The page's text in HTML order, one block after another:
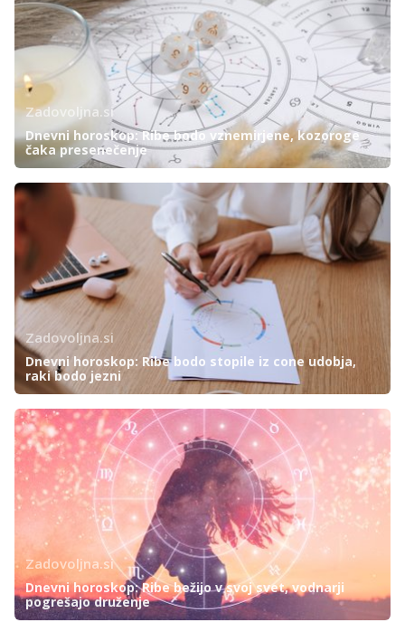
Zadovoljna.si
Dnevni horoskop: Ribe bodo vznemirjene, kozoroge
čaka presenečenje
Zadovoljna.si
Dnevni horoskop: Ribe bodo stopile iz cone udobja,
raki bodo jezni
Zadovoljna.si
Dnevni horoskop: Ribe bežijo v svoj svet, vodnarji
pogrešajo druženje